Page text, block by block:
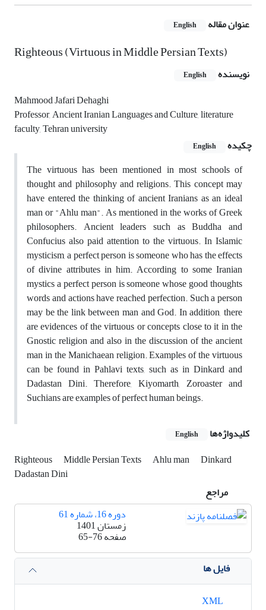
عنوان مقاله English
Righteous (Virtuous in Middle Persian Texts)
نویسنده English
Mahmood Jafari Dehaghi
Professor, Ancient Iranian Languages and Culture, literature
faculty, Tehran university
چکیده
English
The virtuous has been mentioned in most schools of
thought and philosophy and religions. This concept may
have entered the thinking of ancient Iranians as an ideal
man or "Ahlu man". As mentioned in the works of Greek
philosophers. Ancient leaders such as Buddha and
Confucius also paid attention to the virtuous. In Islamic
mysticism, a perfect person is someone who has the effects
of divine attributes in him. According to some Iranian
mystics a perfect person is someone whose good thoughts
words and actions have reached perfection. Such a person
may be the link between man and God. In addition, there
are evidences of the virtuous or concepts close to it in the
Gnostic religion and also in the discussion of the ancient
man in the Manichaean religion. Examples of the virtuous
can be found in Pahlavi texts, such as in Dinkard and
Dadastan Dini. Therefore, Kiyomarth, Zoroaster and
Suchians are examples of perfect human beings.
کلیدواژه‌ها
English
Righteous Middle Persian Texts Ahlu man
Dinkard
Dadastan Dini
مراجع
دوره 16، شماره 61
زمستان 1401
صفحه65-76
فایل ها